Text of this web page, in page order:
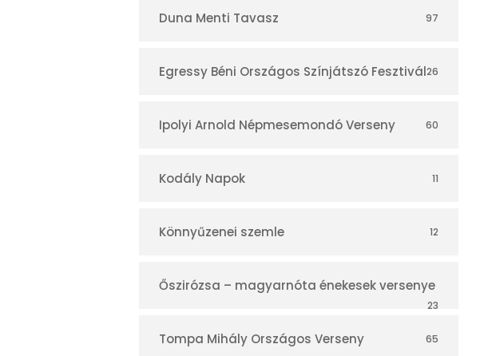
r
Duna Menti Tavasz 97
Egressy Béni Országos Színjátszó Fesztivál26
Ipolyi Arnold Népmesemondó Verseny 60
Kodály Napok 11
Könnyűzenei szemle 12
Őszirózsa – magyarnóta énekesek versenye
23
Tompa Mihály Országos Verseny 65